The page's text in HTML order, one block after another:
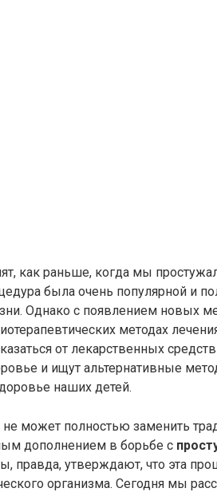
как раньше, когда мы
была очень популярной и
Однако с появлением новых
методах
от лекарственных средств
и ищут альтернативные
наших детей.
не может полностью заменить
дополнением в борьбе с
правда, утверждают, что эта
организма. Сегодня мы